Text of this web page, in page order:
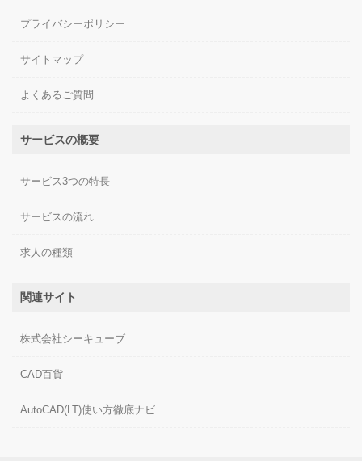
プライバシーポリシー
サイトマップ
よくあるご質問
サービスの概要
サービス3つの特長
サービスの流れ
求人の種類
関連サイト
株式会社シーキューブ
CAD百貨
AutoCAD(LT)使い方徹底ナビ